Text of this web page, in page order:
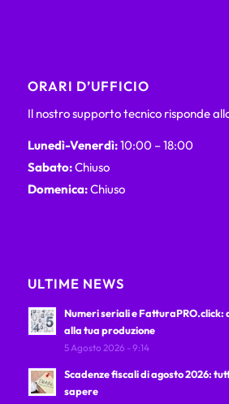
ORARI D’UFFICIO
Il nostro supporto tecnico risponde
Lunedì-Venerdì:10:00 – 18:00
Sabato:Chiuso
Domenica:Chiuso
ULTIME NEWS
Numeri seriali e FatturaPRO.click:
alla tua produzione
5 Agosto 2026 - 9:14
Scadenze fiscali di agosto 2026:
sapere